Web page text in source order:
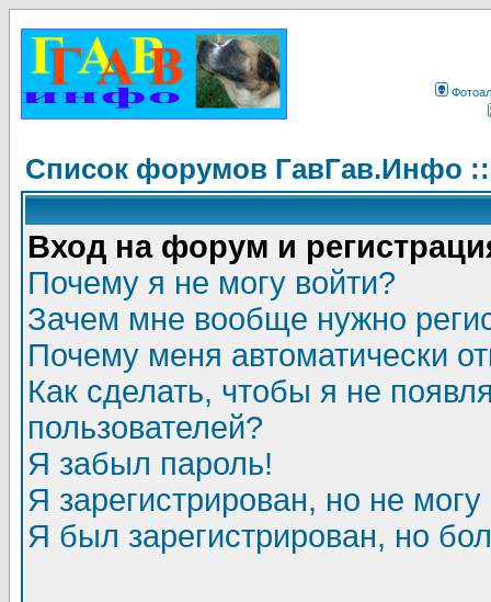
Список форумов ГавГав.Инфо
Вход на форум и
Почему я не могу войти?
Зачем мне вообще нужно
Почему меня автоматически
Как сделать, чтобы я не
пользователей?
Я забыл пароль!
Я зарегистрирован, но не могу
Я был зарегистрирован, но